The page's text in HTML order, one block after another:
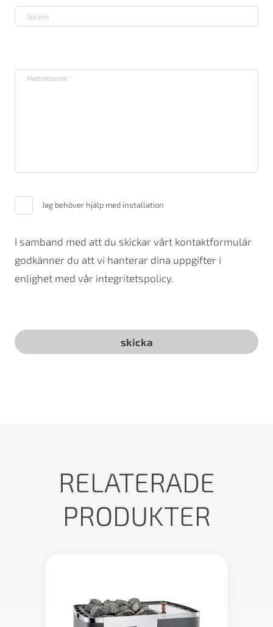
Jag behöver hjälp med installation
I samband med att du skickar vårt kontaktformulär
godkänner du att vi hanterar dina uppgifter i
enlighet med vår integritetspolicy.
RELATERADE
PRODUKTER